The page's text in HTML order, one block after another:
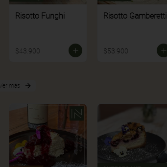
Risotto Funghi
$43.900
Risotto Gamberetti
$53.900
Ver más